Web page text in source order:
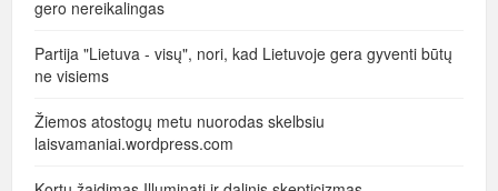
gero nereikalingas
Partija "Lietuva - visų", nori, kad Lietuvoje gera gyventi būtų
ne visiems
Žiemos atostogų metu nuorodas skelbsiu
laisvamaniai.wordpress.com